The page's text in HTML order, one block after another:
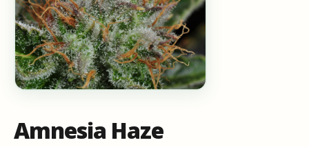
Amnesia Haze